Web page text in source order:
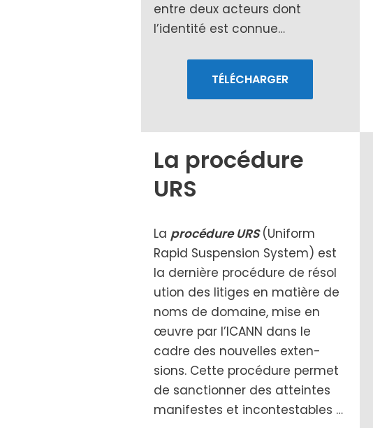
entre deux acteurs dont
l’identité est connue…
TÉLÉCHARGER
La procédure
URS
La pro­cé­dure URS(Uniform
Rapid Suspension System) est
la der­nière pro­cé­dure de réso­l
u­tion des litiges en matière de
noms de domaine, mise en
œuvre par l’ICANN dans le
cadre des nou­velles exten­
sions. Cette pro­cé­dure per­met
de sanc­tion­ner des atteintes
mani­festes et incon­tes­tables …